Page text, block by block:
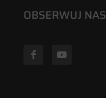
OBSERWUJ NAS